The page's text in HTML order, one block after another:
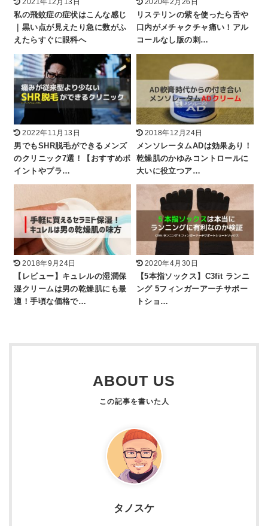
2021年12月13日
私の飛蚊症の症状はこんな感じ
｜黒い点が見えたり急に数がふ
えたらすぐに眼科へ
2020年2月26日
リステリンの紫を使ったら舌や
口内がメチャクチャ痛い！アル
コールなし版の刺…
2022年11月13日
男でもSHR脱毛ができるメンズ
のクリニック7選！【おすすめポ
イントやプラ…
2018年12月24日
メンソレータムADは効果あり！
乾燥肌のかゆみコントロールに
大いに役立つア…
2018年9月24日
【レビュー】キュレルの湿潤保
湿クリームは男の乾燥肌にも最
適！手頃な価格で…
2020年4月30日
【5本指ソックス】C3fit ランニ
ング 5フィンガーアーチサポー
トショ…
ABOUT US
タノスケ